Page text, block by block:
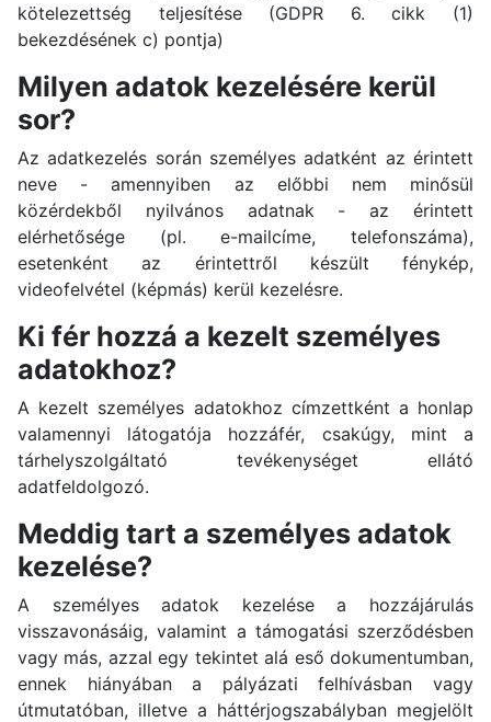
kötelezettség teljesítése (GDPR 6. cikk (1)
bekezdésének c) pontja)
Milyen adatok kezelésére kerül
sor?
Az adatkezelés során személyes adatként az érintett
neve - amennyiben az előbbi nem minősül
közérdekből nyilvános adatnak - az érintett
elérhetősége (pl. e-mailcíme, telefonszáma),
esetenként az érintettről készült fénykép,
videofelvétel (képmás) kerül kezelésre.
Ki fér hozzá a kezelt személyes
adatokhoz?
A kezelt személyes adatokhoz címzettként a honlap
valamennyi látogatója hozzáfér, csakúgy, mint a
tárhelyszolgáltató tevékenységet ellátó
adatfeldolgozó.
Meddig tart a személyes adatok
kezelése?
A személyes adatok kezelése a hozzájárulás
visszavonásáig, valamint a támogatási szerződésben
vagy más, azzal egy tekintet alá eső dokumentumban,
ennek hiányában a pályázati felhívásban vagy
útmutatóban, illetve a háttérjogszabályban megjelölt